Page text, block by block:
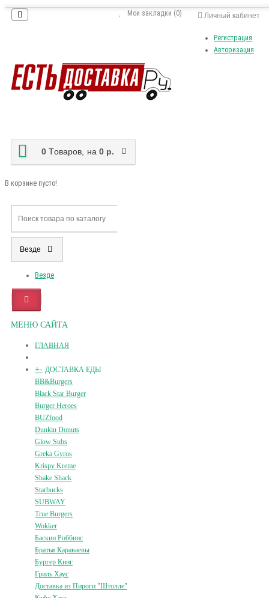
Личный кабинет
Регистрация
Авторизация
Мои закладки (0)
0 Tоваров, на 0 р.
В корзине пусто!
Везде
Везде
МЕНЮ САЙТА
ГЛАВНАЯ
+- ДОСТАВКА ЕДЫ
BB&Burgers
Black Star Burger
Burger Heroes
BUZfood
Dunkin Donuts
Glow Subs
Greka Gyros
Krispy Kreme
Shake Shack
Starbucks
SUBWAY
True Burgers
Wokker
Баскин Роббинс
Братья Караваевы
Бургер Кинг
Гриль Хаус
Доставка из Пироги "Штолле"